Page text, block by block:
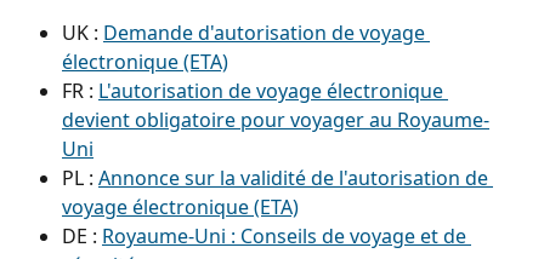
UK : Demande d'autorisation de voyage
électronique (ETA)
FR : L'autorisation de voyage électronique
devient obligatoire pour voyager au Royaume-
Uni
PL : Annonce sur la validité de l'autorisation de
voyage électronique (ETA)
DE : Royaume-Uni : Conseils de voyage et de